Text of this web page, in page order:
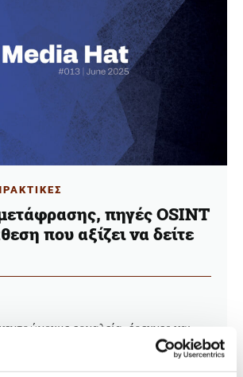
πηγές OSINT
που αξίζει να δείτε
εργαλεία, έρευνες και
που... φοράνε πολλά